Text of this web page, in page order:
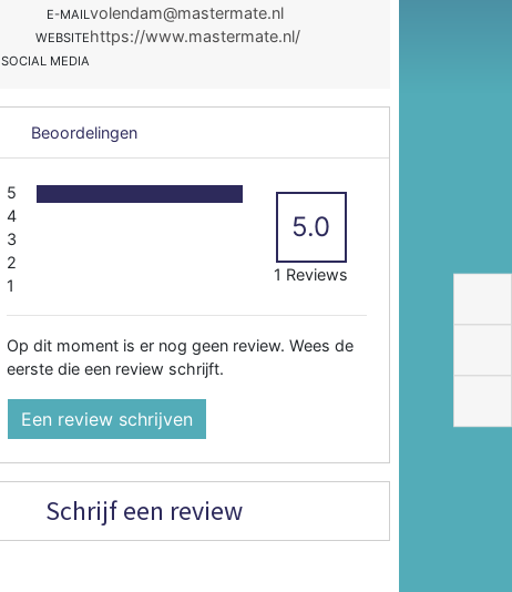
E-MAILvolendam@mastermate.nl
WEBSITEhttps://www.mastermate.nl/
SOCIAL MEDIA
Beoordelingen
5
4
3
2
1
5.0
1 Reviews
Op dit moment is er nog geen review. Wees de
eerste die een review schrijft.
Een review schrijven
Schrijf een review